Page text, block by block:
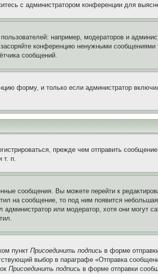
с администратором конференции для
например, модераторов и
конференцию ненужными сообщениями
сообщений.
форму, и только если администратор
прежде чем отправить
т. п.
сообщения. Вы можете перейти к
на сообщение, то под ним появится
или модератор, хотя они могут
пункт Присоединить подпись в форме
выбор в параграфе «Отправка
Присоединить подпись в форме отправки